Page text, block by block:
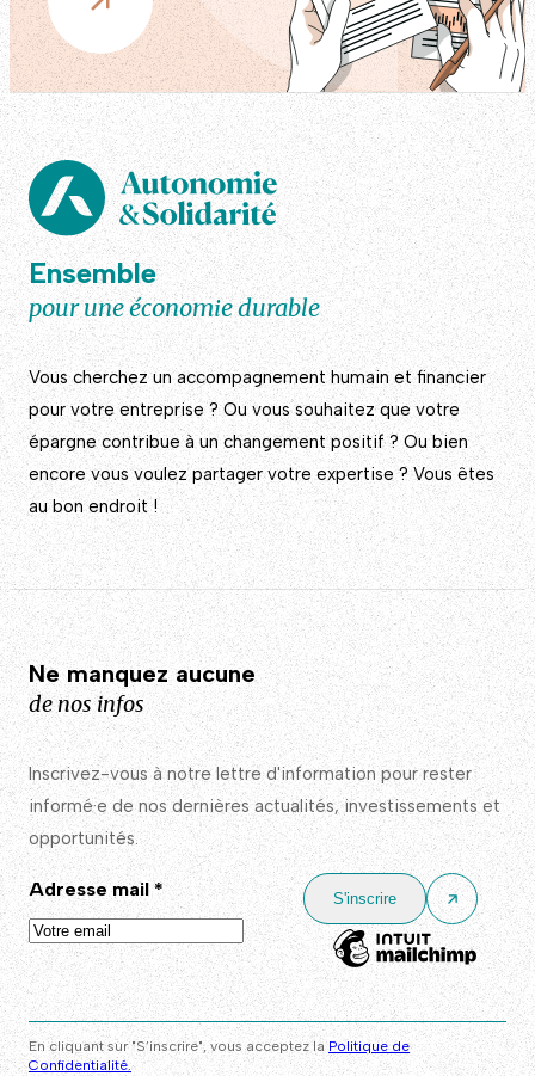
Ensemble
pour une économie durable
Vous cherchez un accompagnement humain et financier
pour votre entreprise ? Ou vous souhaitez que votre
épargne contribue à un changement positif ? Ou bien
encore vous voulez partager votre expertise ? Vous êtes
au bon endroit !
Ne manquez aucune
de nos infos
Inscrivez-vous à notre lettre d'information pour rester
informé·e de nos dernières actualités, investissements et
opportunités.
Adresse mail*
En cliquant sur "S’inscrire", vous acceptez laPolitique de
Confidentialité.